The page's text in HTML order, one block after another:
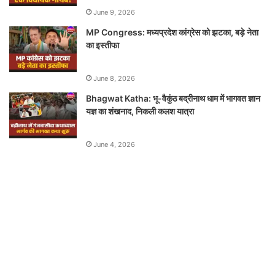
June 9, 2026
MP Congress: मध्यप्रदेश कांग्रेस को झटका, बड़े नेता
का इस्तीफा
June 8, 2026
Bhagwat Katha: भू-वैकुंठ बद्रीनाथ धाम में भागवत ज्ञान
यज्ञ का शंखनाद, निकली कलश यात्रा
June 4, 2026